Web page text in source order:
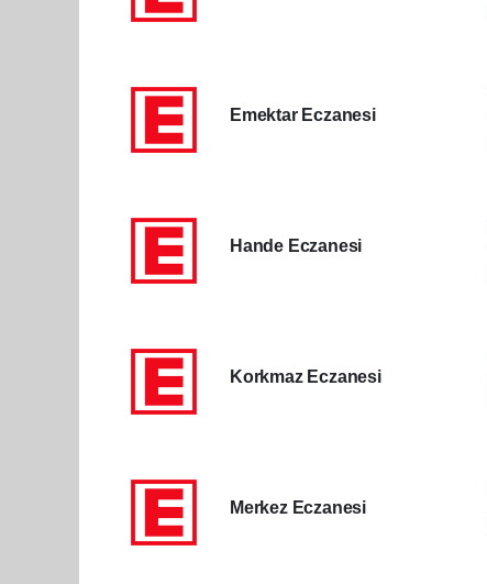
Emektar Eczanesi
Hande Eczanesi
Korkmaz Eczanesi
Merkez Eczanesi